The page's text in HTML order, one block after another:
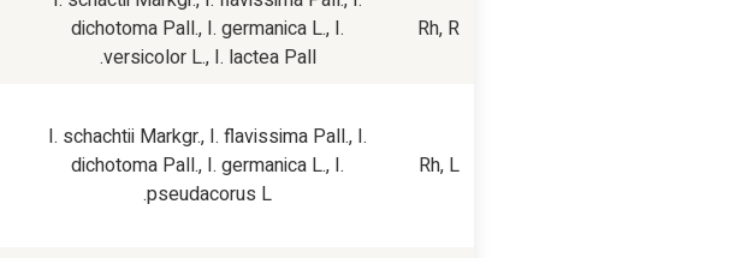
Rh, R
dichotoma Pall., I. germanica L., I.
versicolorL., I. lacteaPall.
Rh, L
I. schachtii Markgr., I. flavissima Pall., I.
dichotoma Pall., I. germanica L., I.
pseudacorus L.